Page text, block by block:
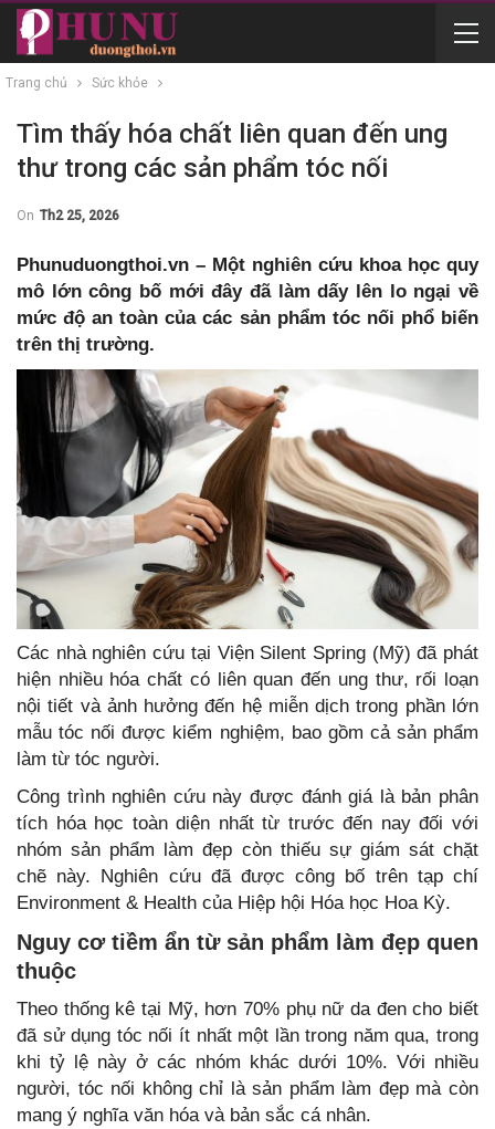
Trang chủ Sức khỏe
Tìm thấy hóa chất liên quan đến ung
thư trong các sản phẩm tóc nối
On Th2 25, 2026
Phunuduongthoi.vn – Một nghiên cứu khoa học quy
mô lớn công bố mới đây đã làm dấy lên lo ngại về
mức độ an toàn của các sản phẩm tóc nối phổ biến
trên thị trường.
Các nhà nghiên cứu tại Viện Silent Spring (Mỹ) đã phát
hiện nhiều hóa chất có liên quan đến ung thư, rối loạn
nội tiết và ảnh hưởng đến hệ miễn dịch trong phần lớn
mẫu tóc nối được kiểm nghiệm, bao gồm cả sản phẩm
làm từ tóc người.
Công trình nghiên cứu này được đánh giá là bản phân
tích hóa học toàn diện nhất từ trước đến nay đối với
nhóm sản phẩm làm đẹp còn thiếu sự giám sát chặt
chẽ này. Nghiên cứu đã được công bố trên tạp chí
Environment & Health của Hiệp hội Hóa học Hoa Kỳ.
Nguy cơ tiềm ẩn từ sản phẩm làm đẹp quen
thuộc
Theo thống kê tại Mỹ, hơn 70% phụ nữ da đen cho biết
đã sử dụng tóc nối ít nhất một lần trong năm qua, trong
khi tỷ lệ này ở các nhóm khác dưới 10%. Với nhiều
người, tóc nối không chỉ là sản phẩm làm đẹp mà còn
mang ý nghĩa văn hóa và bản sắc cá nhân.